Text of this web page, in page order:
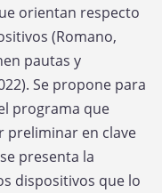
orientan respecto
(Romano,
pautas y
Se propone para
programa que
preliminar en clave
presenta la
dispositivos que lo